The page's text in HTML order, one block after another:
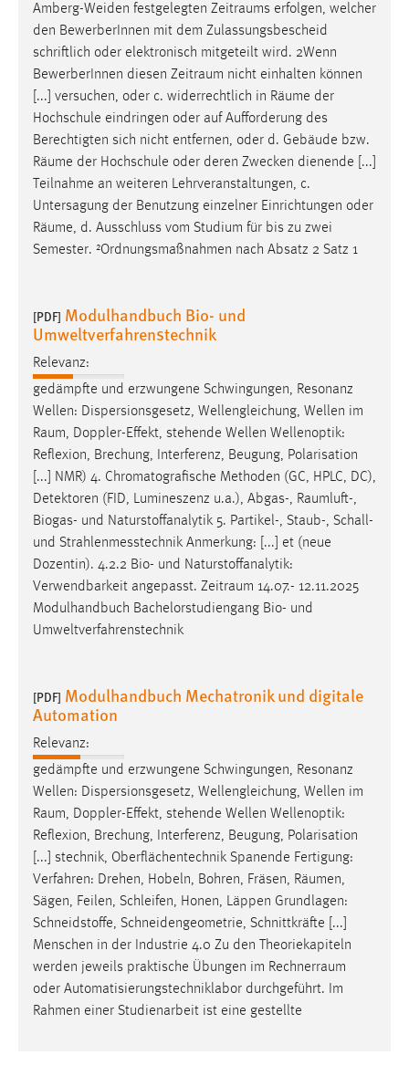
Amberg-Weiden festgelegten Zeitraums erfolgen, welcher
den BewerberInnen mit dem Zulassungsbescheid
schriftlich oder elektronisch mitgeteilt wird. 2Wenn
BewerberInnen diesen Zeitraum nicht einhalten können
[...] versuchen, oder c. widerrechtlich in Räume der
Hochschule eindringen oder auf Aufforderung des
Berechtigten sich nicht entfernen, oder d. Gebäude bzw.
Räume der Hochschule oder deren Zwecken dienende [...]
Teilnahme an weiteren Lehrveranstaltungen, c.
Untersagung der Benutzung einzelner Einrichtungen oder
Räume, d. Ausschluss vom Studium für bis zu zwei
Semester. ²Ordnungsmaßnahmen nach Absatz 2 Satz 1
[PDF] Modulhandbuch Bio- und
Umweltverfahrenstechnik
Relevanz:
gedämpfte und erzwungene Schwingungen, Resonanz
Wellen: Dispersionsgesetz, Wellengleichung, Wellen im
Raum, Doppler-Effekt, stehende Wellen Wellenoptik:
Reflexion, Brechung, Interferenz, Beugung, Polarisation
[...] NMR) 4. Chromatografische Methoden (GC, HPLC, DC),
Detektoren (FID, Lumineszenz u.a.), Abgas-, Raumluft-,
Biogas- und Naturstoffanalytik 5. Partikel-, Staub-, Schall-
und Strahlenmesstechnik Anmerkung: [...] et (neue
Dozentin). 4.2.2 Bio- und Naturstoffanalytik:
Verwendbarkeit angepasst. Zeitraum 14.07.- 12.11.2025
Modulhandbuch Bachelorstudiengang Bio- und
Umweltverfahrenstechnik
[PDF] Modulhandbuch Mechatronik und digitale
Automation
Relevanz:
gedämpfte und erzwungene Schwingungen, Resonanz
Wellen: Dispersionsgesetz, Wellengleichung, Wellen im
Raum, Doppler-Effekt, stehende Wellen Wellenoptik:
Reflexion, Brechung, Interferenz, Beugung, Polarisation
[...] stechnik, Oberflächentechnik Spanende Fertigung:
Verfahren: Drehen, Hobeln, Bohren, Fräsen, Räumen,
Sägen, Feilen, Schleifen, Honen, Läppen Grundlagen:
Schneidstoffe, Schneidengeometrie, Schnittkräfte [...]
Menschen in der Industrie 4.0 Zu den Theoriekapiteln
werden jeweils praktische Übungen im Rechnerraum
oder Automatisierungstechniklabor durchgeführt. Im
Rahmen einer Studienarbeit ist eine gestellte